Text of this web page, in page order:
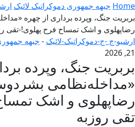
Home جبهه جمهوری دموکراتیک لائیک
بربریت جنگ، وپرده برداری از چهره
رضاپهلوی و اشک تمساح فرح پهلوی!-تقی
ارشیو-ج -ج-دموکراتیک-لائیک - جبهه
21, 2026
بربریت جنگ، وپرده
«مداخله‌نظامی
رضاپهلوی و اشک
تقی روزبه